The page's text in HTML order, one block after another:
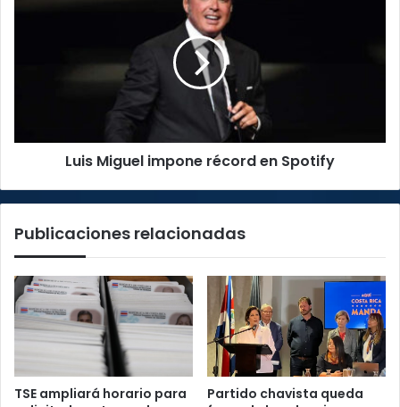
Luis Miguel impone récord en Spotify
Publicaciones relacionadas
TSE ampliará horario para
Partido chavista queda